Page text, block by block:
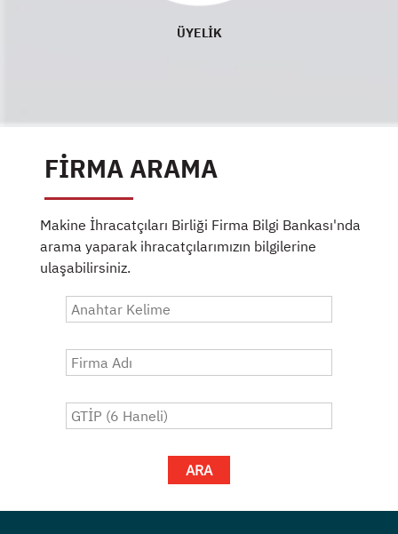
ÜYELİK
FİRMA ARAMA
Makine İhracatçıları Birliği Firma Bilgi Bankası'nda
arama yaparak ihracatçılarımızın bilgilerine
ulaşabilirsiniz.
ARA